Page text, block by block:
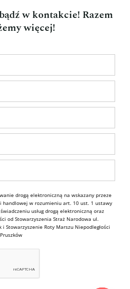
w kontakcie! Razem
więcej!
drogą elektroniczną na wskazany przeze
handlowej w rozumieniu art. 10 ust. 1 ustawy
usług drogą elektroniczną oraz
od Stowarzyszenia Straż Narodowa ul.
i Stowarzyszenie Roty Marszu Niepodległości